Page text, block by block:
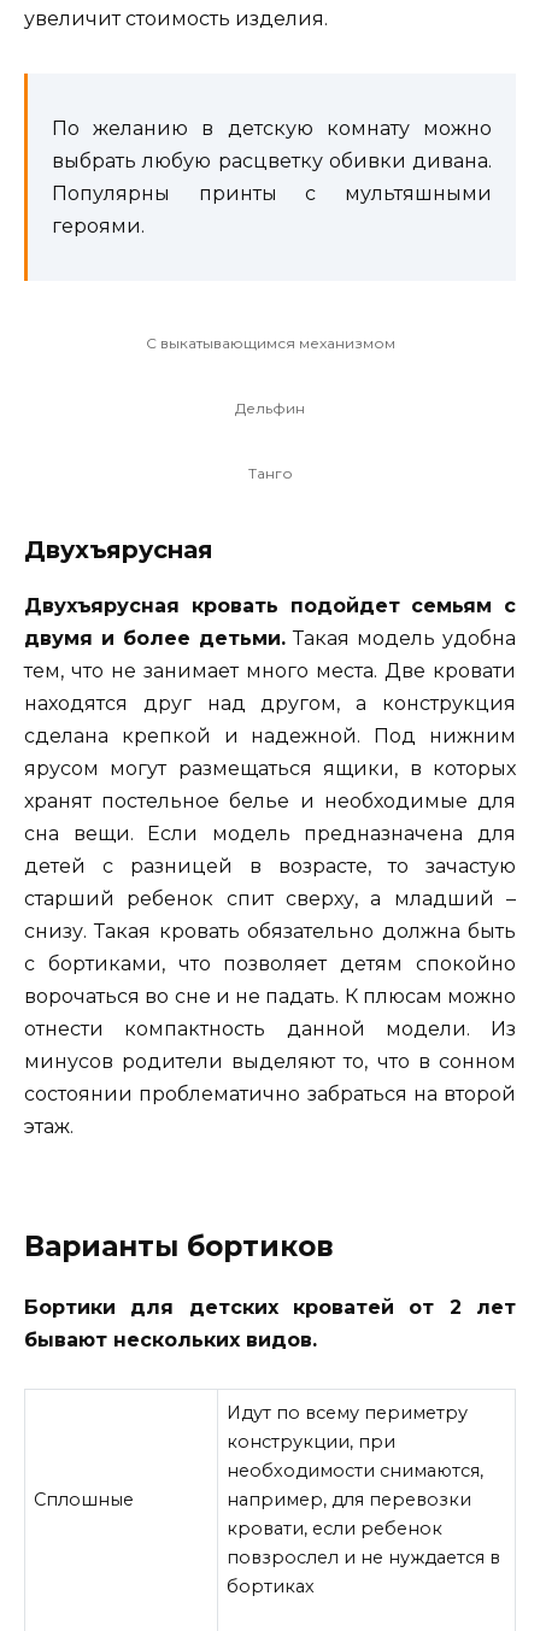
увеличит стоимость изделия.
По желанию в детскую комнату можно
выбрать любую расцветку обивки дивана.
Популярны принты с мультяшными
героями.
С выкатывающимся механизмом
Дельфин
Танго
Двухъярусная
Двухъярусная кровать подойдет семьям с
двумя и более детьми. Такая модель удобна
тем, что не занимает много места. Две кровати
находятся друг над другом, а конструкция
сделана крепкой и надежной. Под нижним
ярусом могут размещаться ящики, в которых
хранят постельное белье и необходимые для
сна вещи. Если модель предназначена для
детей с разницей в возрасте, то зачастую
старший ребенок спит сверху, а младший –
снизу. Такая кровать обязательно должна быть
с бортиками, что позволяет детям спокойно
ворочаться во сне и не падать. К плюсам можно
отнести компактность данной модели. Из
минусов родители выделяют то, что в сонном
состоянии проблематично забраться на второй
этаж.
Варианты бортиков
Бортики для детских кроватей от 2 лет
бывают нескольких видов.
Сплошные
Идут по всему периметру
конструкции, при
необходимости снимаются,
например, для перевозки
кровати, если ребенок
повзрослел и не нуждается в
бортиках